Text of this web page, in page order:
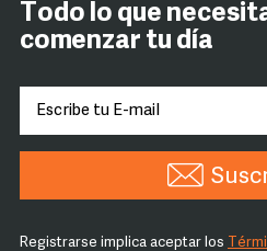
Todo lo que
comenzar tu día
Registrarse implica aceptar los